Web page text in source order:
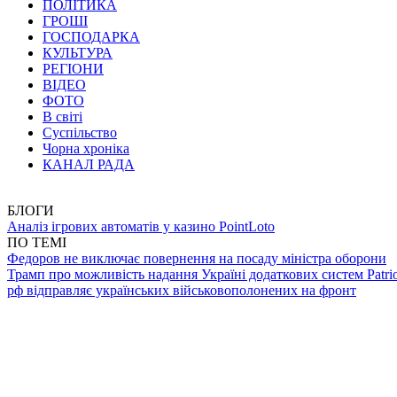
ПОЛІТИКА
ГРОШІ
ГОСПОДАРКА
КУЛЬТУРА
РЕГІОНИ
ВІДЕО
ФОТО
В світі
Суспільство
Чорна хроніка
КАНАЛ РАДА
БЛОГИ
Аналіз ігрових автоматів у казино PointLoto
ПО ТЕМІ
Федоров не виключає повернення на посаду міністра оборони
Трамп про можливість надання Україні додаткових систем
рф відправляє українських військовополонених на фронт